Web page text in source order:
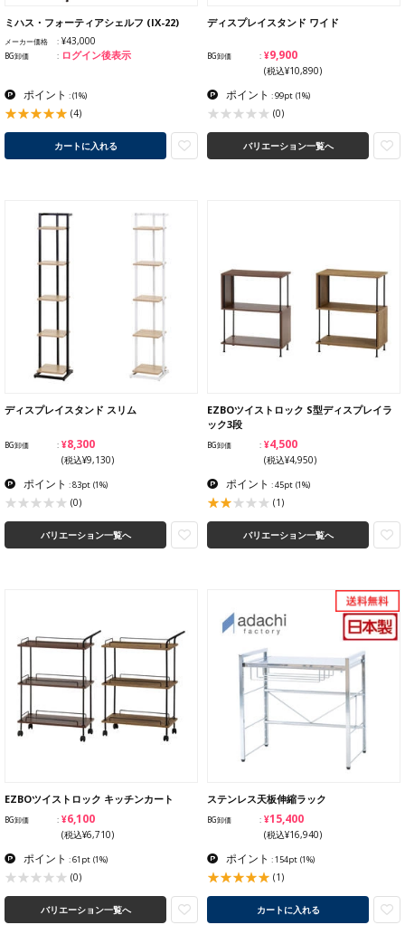
ミハス・フォーティアシェルフ (IX-22)
メーカー価格 ¥43,000
BG卸価 ログイン後表示
ポイント :(1%)
(4)
カートに入れる
ディスプレイスタンド ワイド
BG卸価 ¥9,900
(税込¥10,890)
ポイント : 99pt (1%)
(0)
バリエーション一覧へ
ディスプレイスタンド スリム
BG卸価 ¥8,300
(税込¥9,130)
ポイント : 83pt (1%)
(0)
バリエーション一覧へ
EZBOツイストロック S型ディスプレイラ
ック3段
BG卸価 ¥4,500
(税込¥4,950)
ポイント : 45pt (1%)
(1)
バリエーション一覧へ
EZBOツイストロック キッチンカート
BG卸価 ¥6,100
(税込¥6,710)
ポイント : 61pt (1%)
(0)
バリエーション一覧へ
ステンレス天板伸縮ラック
BG卸価 ¥15,400
(税込¥16,940)
ポイント : 154pt (1%)
(1)
カートに入れる